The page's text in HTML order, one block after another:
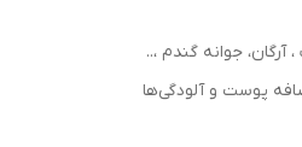
جوانه گندم ،..
پوست و آلودگی‌ها